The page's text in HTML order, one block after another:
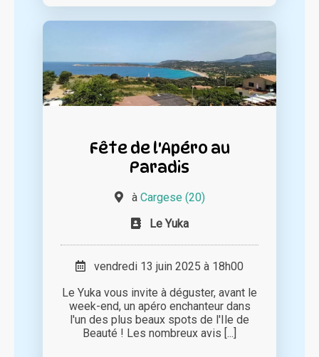
Fête de l'Apéro au
Paradis
à Cargese (20)
Le Yuka
vendredi 13 juin 2025 à 18h00
Le Yuka vous invite à déguster, avant le
week-end, un apéro enchanteur dans
l'un des plus beaux spots de l'Ile de
Beauté ! Les nombreux avis [...]